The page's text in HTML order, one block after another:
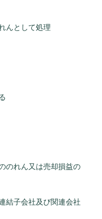
んとして処理
のれん又は売却損益の
結子会社及び関連会社